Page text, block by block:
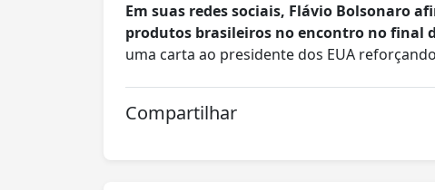
Em suas redes sociais, Flávio Bolsonaro
produtos brasileiros no encontro no final
uma carta ao presidente dos EUA
Compartilhar